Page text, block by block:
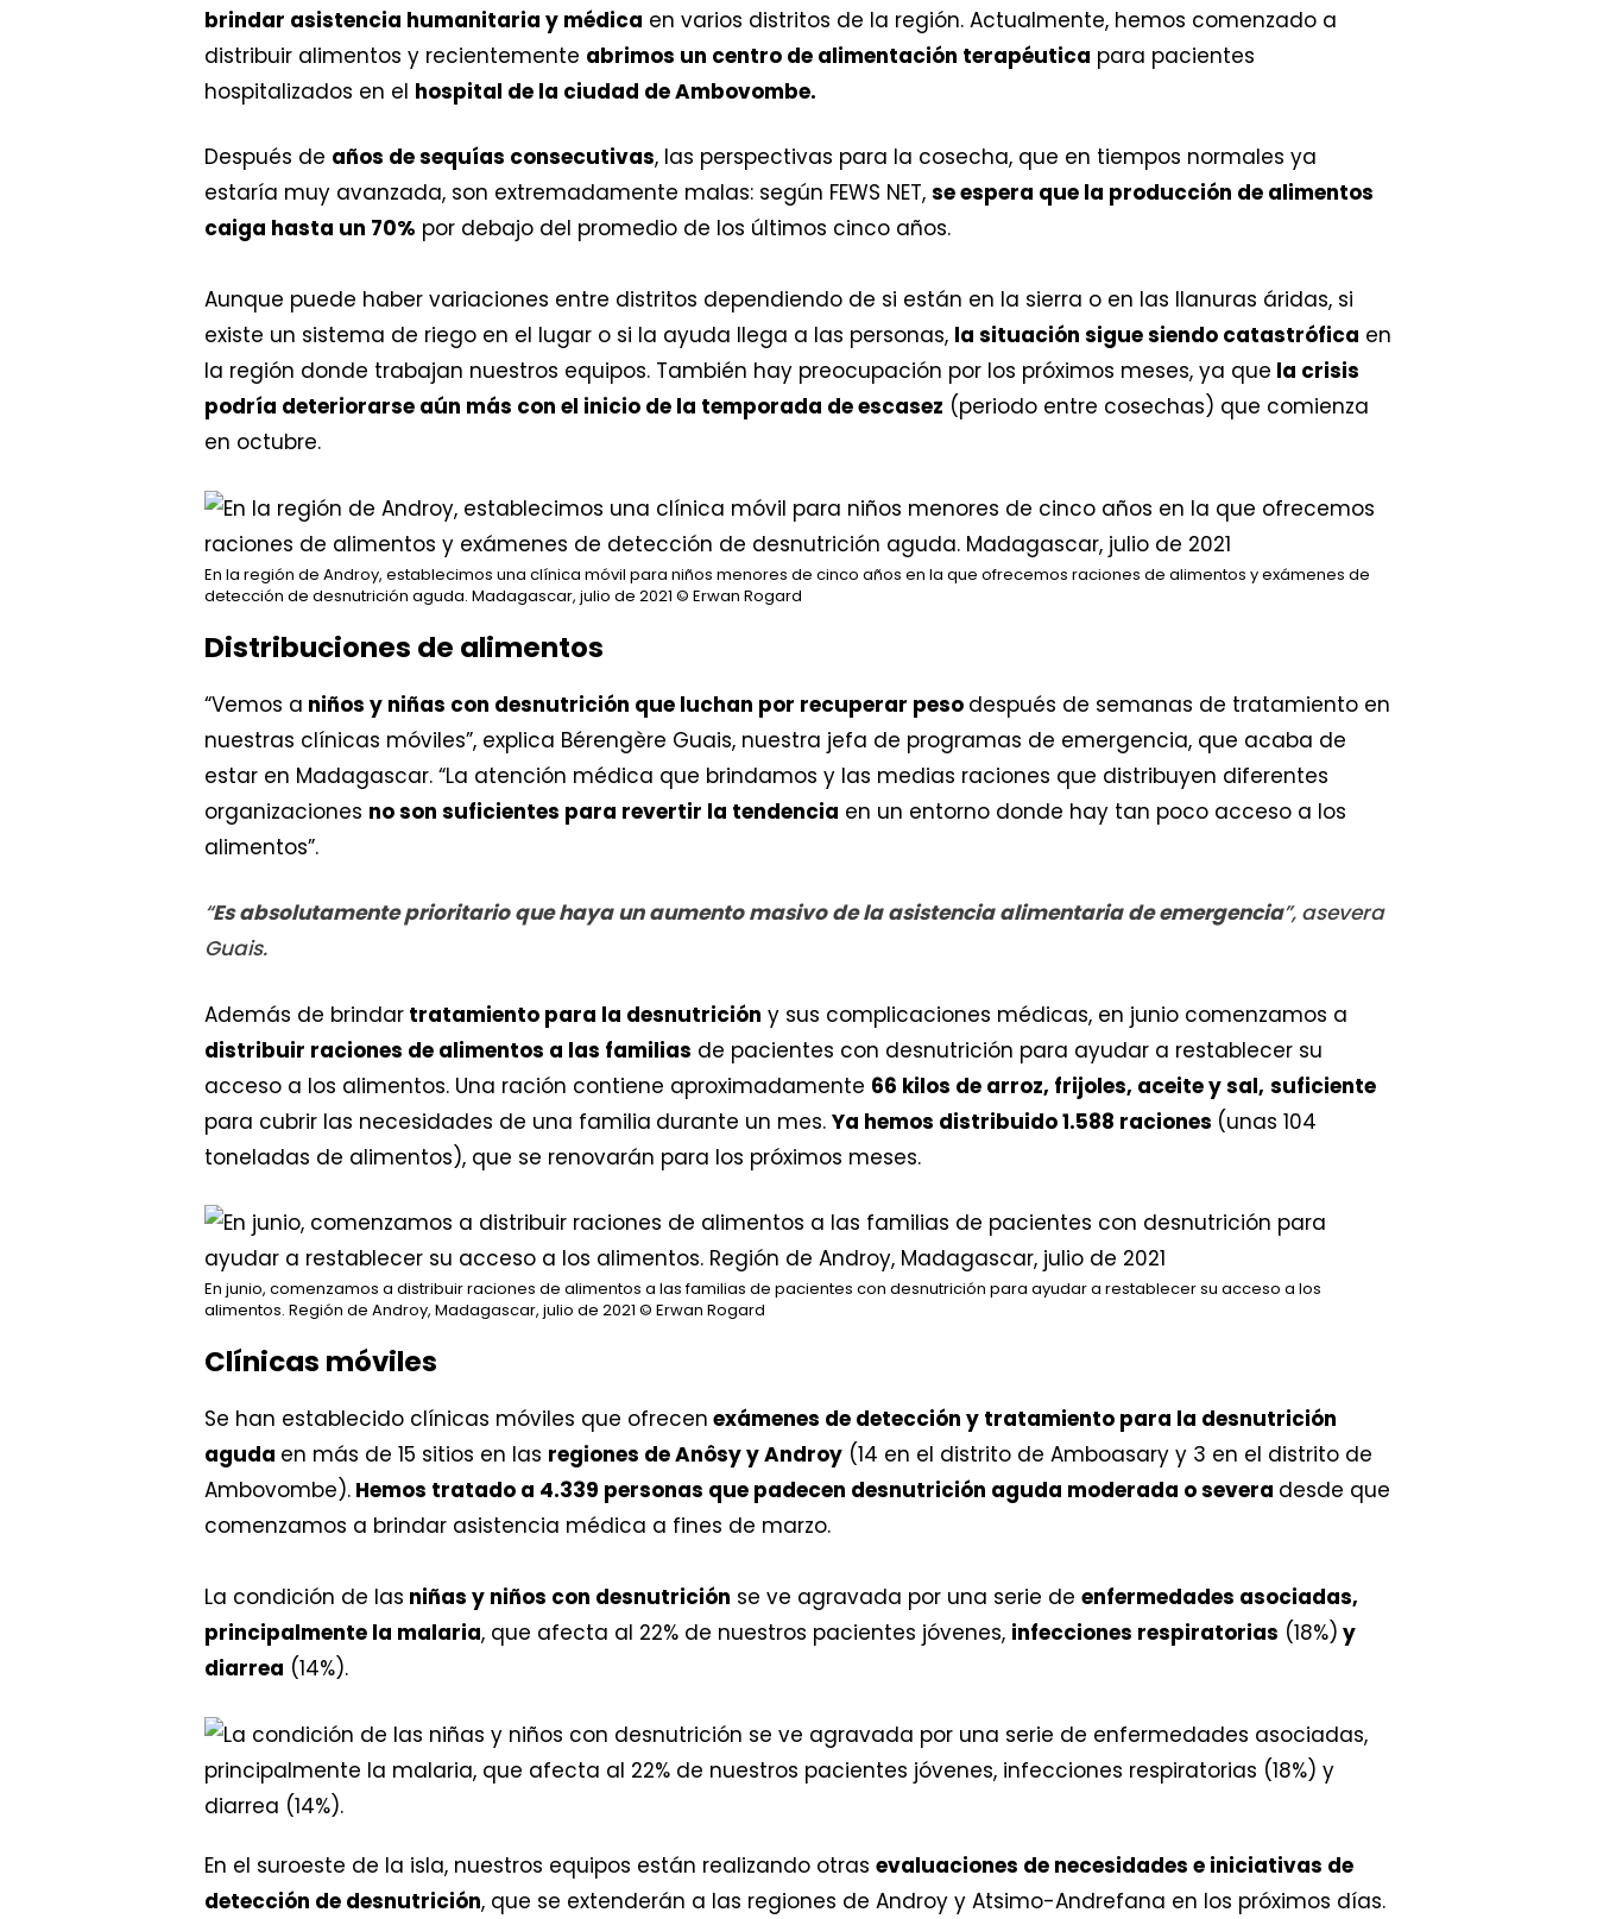
brindar asistencia humanitaria y médica en varios distritos de la región. Actualmente, hemos comenzado a
distribuir alimentos y recientemente abrimos un centro de alimentación terapéutica para pacientes
hospitalizados en el hospital de la ciudad de Ambovombe.
Después de años de sequías consecutivas, las perspectivas para la cosecha, que en tiempos normales ya
estaría muy avanzada, son extremadamente malas: según FEWS NET, se espera que la producción de alimentos
caiga hasta un 70% por debajo del promedio de los últimos cinco años.
Aunque puede haber variaciones entre distritos dependiendo de si están en la sierra o en las llanuras áridas, si
existe un sistema de riego en el lugar o si la ayuda llega a las personas, la situación sigue siendo catastrófica en
la región donde trabajan nuestros equipos. También hay preocupación por los próximos meses, ya que la crisis
podría deteriorarse aún más con el inicio de la temporada de escasez (periodo entre cosechas) que comienza
en octubre.
En la región de Androy, establecimos una clínica móvil para niños menores de cinco años en la que ofrecemos raciones de alimentos y exámenes de
detección de desnutrición aguda. Madagascar, julio de 2021 © Erwan Rogard
Distribuciones de alimentos
“Vemos a niños y niñas con desnutrición que luchan por recuperar peso después de semanas de tratamiento en
nuestras clínicas móviles”, explica Bérengère Guais, nuestra jefa de programas de emergencia, que acaba de
estar en Madagascar. “La atención médica que brindamos y las medias raciones que distribuyen diferentes
organizaciones no son suficientes para revertir la tendencia en un entorno donde hay tan poco acceso a los
alimentos”.
“Es absolutamente prioritario que haya un aumento masivo de la asistencia alimentaria de emergencia”, asevera
Guais.
Además de brindar tratamiento para la desnutrición y sus complicaciones médicas, en junio comenzamos a
distribuir raciones de alimentos a las familias de pacientes con desnutrición para ayudar a restablecer su
acceso a los alimentos. Una ración contiene aproximadamente 66 kilos de arroz, frijoles, aceite y sal, suficiente
para cubrir las necesidades de una familia durante un mes. Ya hemos distribuido 1.588 raciones (unas 104
toneladas de alimentos), que se renovarán para los próximos meses.
En junio, comenzamos a distribuir raciones de alimentos a las familias de pacientes con desnutrición para ayudar a restablecer su acceso a los
alimentos. Región de Androy, Madagascar, julio de 2021 © Erwan Rogard
Clínicas móviles
Se han establecido clínicas móviles que ofrecen exámenes de detección y tratamiento para la desnutrición
aguda en más de 15 sitios en las regiones de Anôsy y Androy (14 en el distrito de Amboasary y 3 en el distrito de
Ambovombe). Hemos tratado a 4.339 personas que padecen desnutrición aguda moderada o severa desde que
comenzamos a brindar asistencia médica a fines de marzo.
La condición de las niñas y niños con desnutrición se ve agravada por una serie de enfermedades asociadas,
principalmente la malaria, que afecta al 22% de nuestros pacientes jóvenes, infecciones respiratorias (18%) y
diarrea (14%).
En el suroeste de la isla, nuestros equipos están realizando otras evaluaciones de necesidades e iniciativas de
detección de desnutrición, que se extenderán a las regiones de Androy y Atsimo-Andrefana en los próximos días.